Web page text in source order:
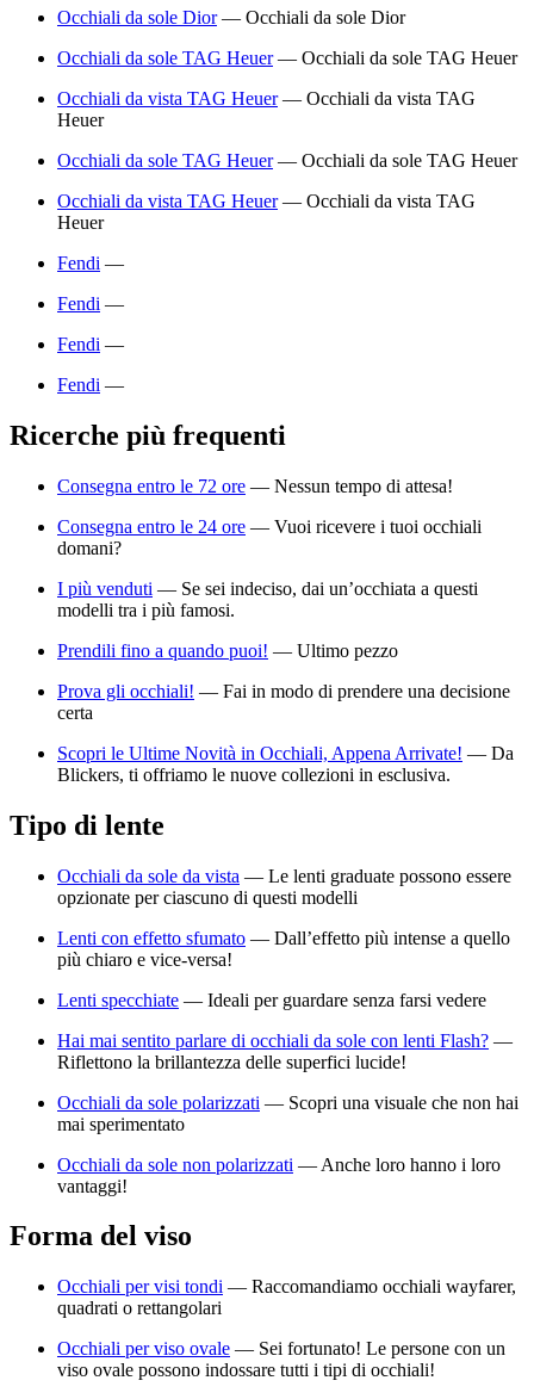
Occhiali da sole Dior— Occhiali da sole Dior
Occhiali da sole TAG Heuer— Occhiali da sole TAG Heuer
Occhiali da vista TAG Heuer— Occhiali da vista TAG
Heuer
Occhiali da sole TAG Heuer— Occhiali da sole TAG Heuer
Occhiali da vista TAG Heuer— Occhiali da vista TAG
Heuer
Fendi —
Fendi —
Fendi —
Fendi —
Ricerche più frequenti
Consegna entro le 72 ore — Nessun tempo di attesa!
Consegna entro le 24 ore — Vuoi ricevere i tuoi occhiali
domani?
I più venduti — Se sei indeciso, dai un’occhiata a questi
modelli tra i più famosi.
Prendili fino a quando puoi! — Ultimo pezzo
Prova gli occhiali! — Fai in modo di prendere una decisione
certa
Scopri le Ultime Novità in Occhiali, Appena Arrivate! — Da
Blickers, ti offriamo le nuove collezioni in esclusiva.
Tipo di lente
Occhiali da sole da vista — Le lenti graduate possono essere
opzionate per ciascuno di questi modelli
Lenti con effetto sfumato — Dall’effetto più intense a quello
più chiaro e vice-versa!
Lenti specchiate — Ideali per guardare senza farsi vedere
Hai mai sentito parlare di occhiali da sole con lenti Flash? —
Riflettono la brillantezza delle superfici lucide!
Occhiali da sole polarizzati — Scopri una visuale che non hai
mai sperimentato
Occhiali da sole non polarizzati — Anche loro hanno i loro
vantaggi!
Forma del viso
Occhiali per visi tondi — Raccomandiamo occhiali wayfarer,
quadrati o rettangolari
Occhiali per viso ovale — Sei fortunato! Le persone con un
viso ovale possono indossare tutti i tipi di occhiali!